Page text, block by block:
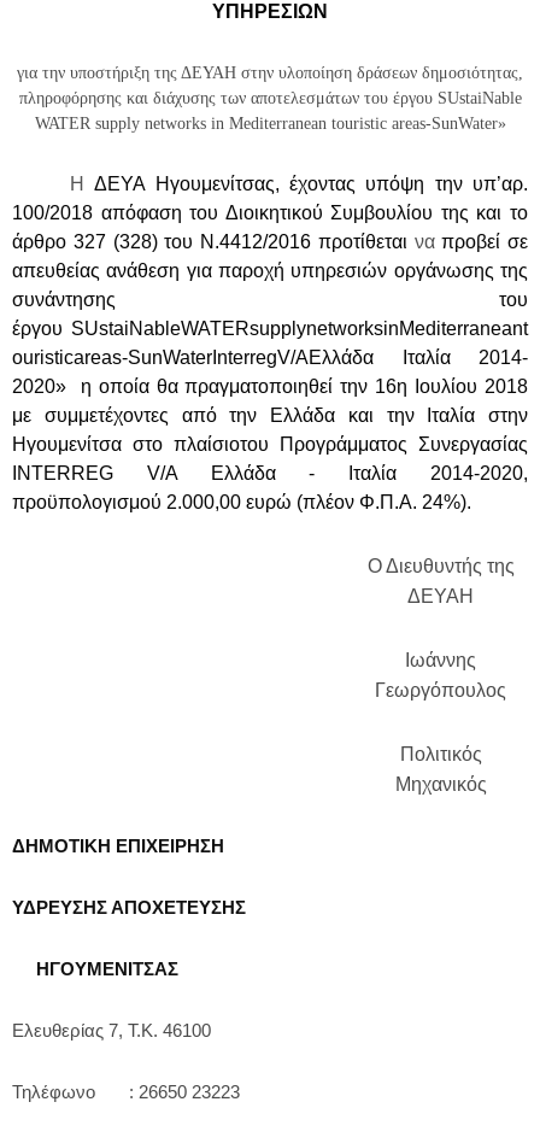
ΥΠΗΡΕΣΙΩΝ
για την υποστήριξη της ΔΕΥΑΗ στην υλοποίηση δράσεων δημοσιότητας,
πληροφόρησης και διάχυσης των αποτελεσμάτων του έργου SUstaiNable
WATER supply networks in Mediterranean touristic areas-SunWater»
ΗΔΕΥΑ Ηγουμενίτσας, έχοντας υπόψη την υπ’αρ.
100/2018 απόφαση του Διοικητικού Συμβουλίου της και το
άρθρο 327 (328) του Ν.4412/2016 προτίθεται ναπροβεί σε
απευθείας ανάθεση για παροχή υπηρεσιών οργάνωσης της
συνάντησης του
έργου SUstaiNableWATERsupplynetworksinMediterraneant
ouristicareas-SunWater InterregV/AΕλλάδα Ιταλία 2014‐
2020» η οποία θα πραγματοποιηθεί την 16η Ιουλίου 2018
με συμμετέχοντες από την Ελλάδα και την Ιταλία στην
Ηγουμενίτσα στο πλαίσιοτου Προγράμματος Συνεργασίας
INTERREG V/A Ελλάδα - Ιταλία 2014-2020,
προϋπολογισμού 2.000,00 ευρώ (πλέον Φ.Π.Α. 24%).
Ο Διευθυντής της
ΔΕΥΑΗ
Ιωάννης
Γεωργόπουλος
Πολιτικός
Μηχανικός
ΔΗΜΟΤΙΚΗ ΕΠΙΧΕΙΡΗΣΗ
ΥΔΡΕΥΣΗΣ ΑΠΟΧΕΤΕΥΣΗΣ
ΗΓΟΥΜΕΝΙΤΣΑΣ
Ελευθερίας 7, Τ.Κ. 46100
Τηλέφωνο : 26650 23223